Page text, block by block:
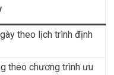
theo lịch trình định
theo chương trình ưu